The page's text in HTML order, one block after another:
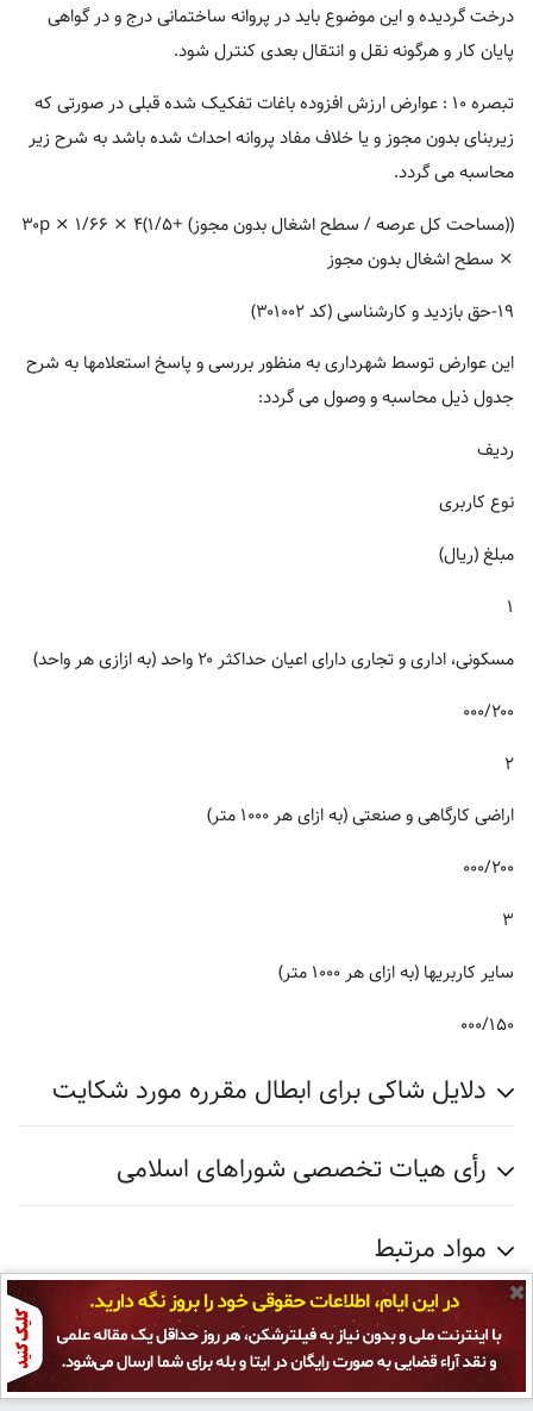
درخت گردیده و این موضوع باید در پروانه ساختمانی درج و در گواهی
پایان کار و هرگونه نقل و انتقال بعدی کنترل شود.
تبصره ۱۰ : عوارض ارزش افزوده باغات تفکیک شده قبلی در صورتی که
زیربنای بدون مجوز و یا خلاف مفاد پروانه احداث شده باشد به شرح زیر
محاسبه می گردد.
((مساحت کل عرصه / سطح اشغال بدون مجوز) +۱/۵)۴ × ۳۰p × ۱/۶۶
× سطح اشغال بدون مجوز
۱۹-حق بازدید و کارشناسی (کد ۳۰۱۰۰۲)
این عوارض توسط شهرداری به منظور بررسی و پاسخ استعلامها به شرح
جدول ذیل محاسبه و وصول می گردد:
ردیف
نوع کاربری
مبلغ (ریال)
۱
مسکونی، اداری و تجاری دارای اعیان حداکثر ۲۰ واحد (به ازازی هر واحد)
۰۰۰/۲۰۰
۲
اراضی کارگاهی و صنعتی (به ازای هر ۱۰۰۰ متر)
۰۰۰/۲۰۰
۳
سایر کاربریها (به ازای هر ۱۰۰۰ متر)
۰۰۰/۱۵۰
دلایل شاکی برای ابطال مقرره مورد شکایت
رأی هیات تخصصی شوراهای اسلامی
مواد مرتبط
آخرین ویرایش ۲ سال پیش توسطItbotانجام شده
✖